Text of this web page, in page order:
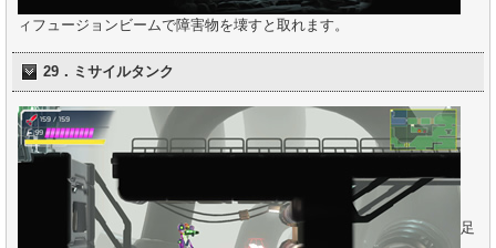
ィフュージョンビームで障害物を壊すと取れます。
29．ミサイルタンク
足